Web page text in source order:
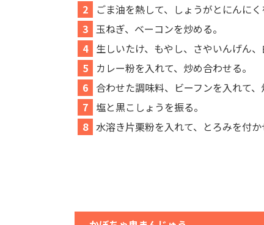
2
ごま油を熱して、しょうがとにんにく
3 玉ねぎ、ベーコンを炒める。
4 生しいたけ、もやし、さやいんげん、
5
カレー粉を入れて、炒め合わせる。
6 合わせた調味料、ビーフンを入れて、
7 塩と黒こしょうを振る。
8 水溶き片栗粉を入れて、とろみを付か